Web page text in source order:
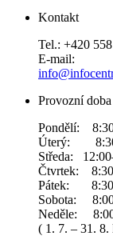
Kontakt
Tel.: +420
E-mail:
Provozní doba
Pondělí:
Úterý:
Středa:
Čtvrtek:
Pátek:
Sobota:
Neděle:
( 1. 7. – 31.